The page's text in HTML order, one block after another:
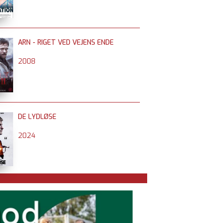
ARN - RIGET VED VEJENS ENDE
2008
DE LYDLØSE
2024